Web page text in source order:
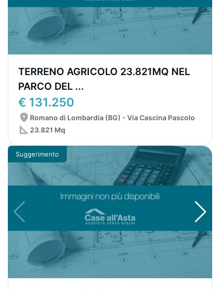
TERRENO AGRICOLO 23.821MQ NEL
PARCO DEL ...
€ 131.250
Romano di Lombardia (BG) - Via Cascina Pascolo
23.821 Mq
Suggerimento